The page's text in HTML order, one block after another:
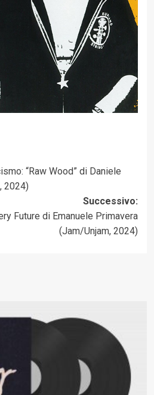
“Raw Wood” di Daniele
2024)
Successivo:
Future di Emanuele Primavera
(Jam/Unjam, 2024)